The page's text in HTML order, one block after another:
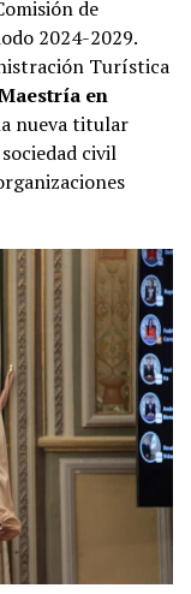
de
2024-2029.
Turística
en
nueva titular
civil